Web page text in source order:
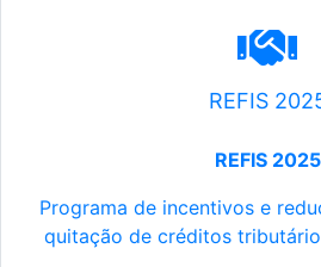
REFIS
REFIS 2025
Programa de incentivos e
quitação de créditos